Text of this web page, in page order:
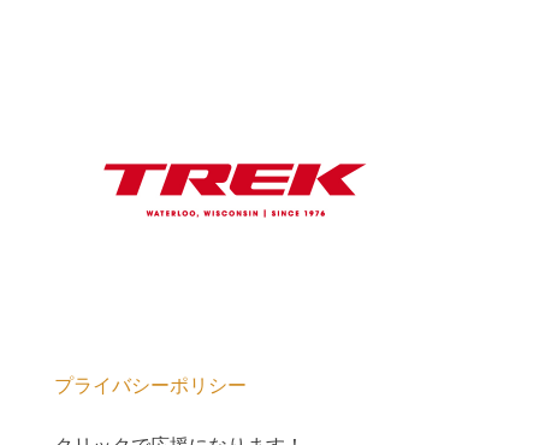
プライバシーポリシー